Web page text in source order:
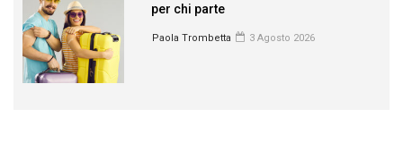
per chi parte
Paola Trombetta 3 Agosto 2026